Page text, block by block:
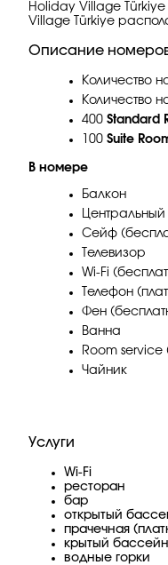
Holiday Village
Village Türkiye
Описание
Количество
Количество
400 Standard
100 Suite
В номере
Балкон
Сейф
Телевизор
Wi-Fi
Телефон
Фен
Ванна
Room service
Чайник
Услуги
Wi-Fi
ресторан
бар
открытый
прачечная
крытый бассейн
водные горки